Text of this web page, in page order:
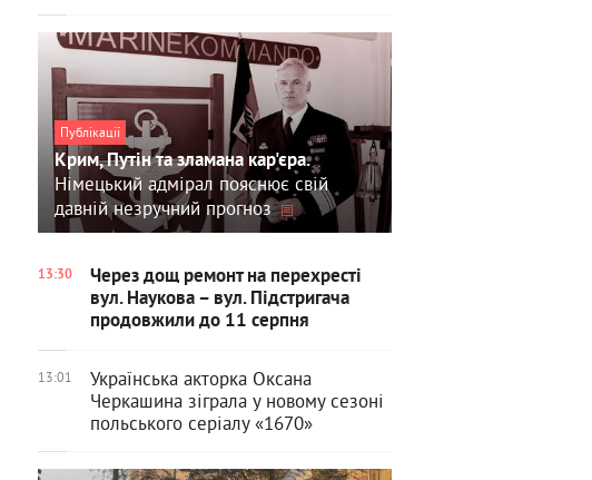
Публікації
Крим, Путін та зламана кар'єра.
Німецький адмірал пояснює свій
давній незручний прогноз
13:30
Через дощ ремонт на перехресті
вул. Наукова – вул. Підстригача
продовжили до 11 серпня
13:01
Українська акторка Оксана
Черкашина зіграла у новому сезоні
польського серіалу «1670»